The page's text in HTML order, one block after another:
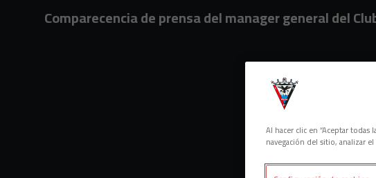
Comparecencia de prensa del manager general del
Al hacer clic en “Aceptar
navegación del sitio, analizar